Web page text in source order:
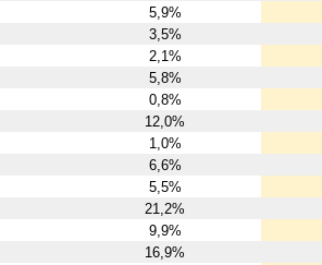
5,9%
3,5%
2,1%
5,8%
0,8%
12,0%
1,0%
6,6%
5,5%
21,2%
9,9%
16,9%